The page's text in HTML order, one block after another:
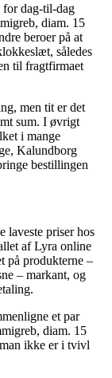
dag-til-dag
diam. 15
beroer på at
således
til fragtfirmaet
men tit er det
sum. I øvrigt
i mange
Kalundborg
bestillingen
laveste priser hos
af Lyra online
på produkterne –
– markant, og
et par
diam. 15
ikke er i tvivl